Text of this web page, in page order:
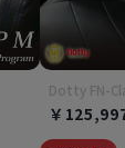
Dotty FN-
￥